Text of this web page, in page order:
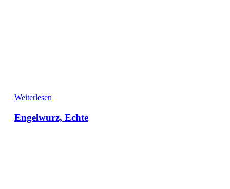
Weiterlesen
Engelwurz, Echte